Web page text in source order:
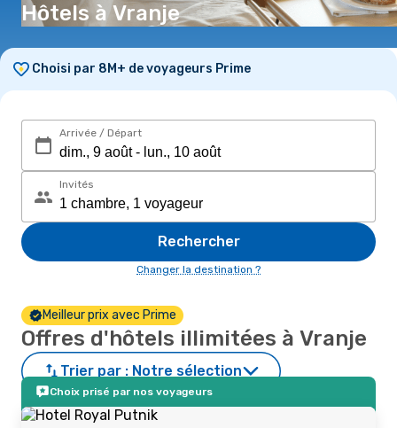
Hôtels à Vranje
Choisi par 8M+ de voyageurs Prime
Arrivée / Départ
Invités
Rechercher
Changer la destination ?
Meilleur prix avec Prime
Offres d'hôtels illimitées à Vranje
Trier par : Notre sélection
Choix prisé par nos voyageurs